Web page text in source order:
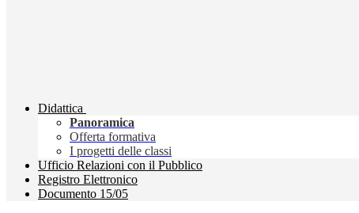
Didattica
Panoramica
Offerta formativa
I progetti delle classi
Ufficio Relazioni con il Pubblico
Registro Elettronico
Documento 15/05